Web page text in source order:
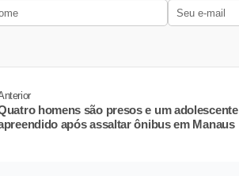
homens são presos e um adolescente
após assaltar ônibus em Manaus